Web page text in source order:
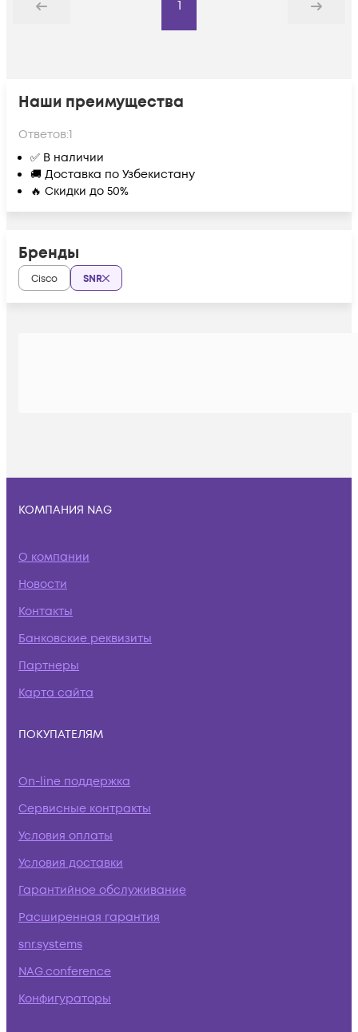
Назад
1
Дальше
Наши преимущества
Ответов:1
✅ В наличии
🚚 Доставка по Узбекистану
🔥 Скидки до 50%
Бренды
Cisco SNR
КОМПАНИЯ NAG
О компании
Новости
Контакты
Банковские реквизиты
Партнеры
Карта сайта
ПОКУПАТЕЛЯМ
On-line поддержка
Сервисные контракты
Условия оплаты
Условия доставки
Гарантийное обслуживание
Расширенная гарантия
snr.systems
NAG.conference
Конфигураторы